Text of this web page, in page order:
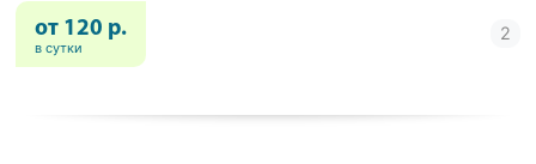
от 120 р.
в сутки